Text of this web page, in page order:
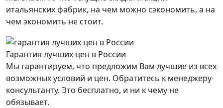
итальянских фабрик, на чем можно сэкономить, а на
чем экономить не стоит.
Гарантия лучших цен в России
Мы гарантируем, что предложим Вам лучшие из всех
возможных условий и цен. Обратитесь к менеджеру-
консультанту. Это бесплатно, и ни к чему не
обязывает.